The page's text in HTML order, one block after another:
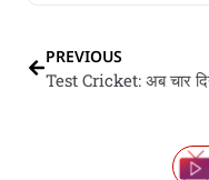
PREVIOUS